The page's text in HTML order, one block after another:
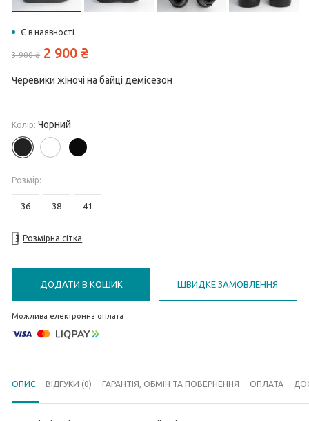
Є в наявності
3 900₴ 2 900₴
Черевики жіночі на байці демісезон
Колір: Чорний
Розмiр:
36 38 41
Розмірна сітка
ДОДАТИ В КОШИК ШВИДКЕ ЗАМОВЛЕННЯ
Можлива електронна оплата
ОПИС ВІДГУКИ (0) ГАРАНТІЯ, ОБМІН ТА ПОВЕРНЕННЯ ОПЛАТА